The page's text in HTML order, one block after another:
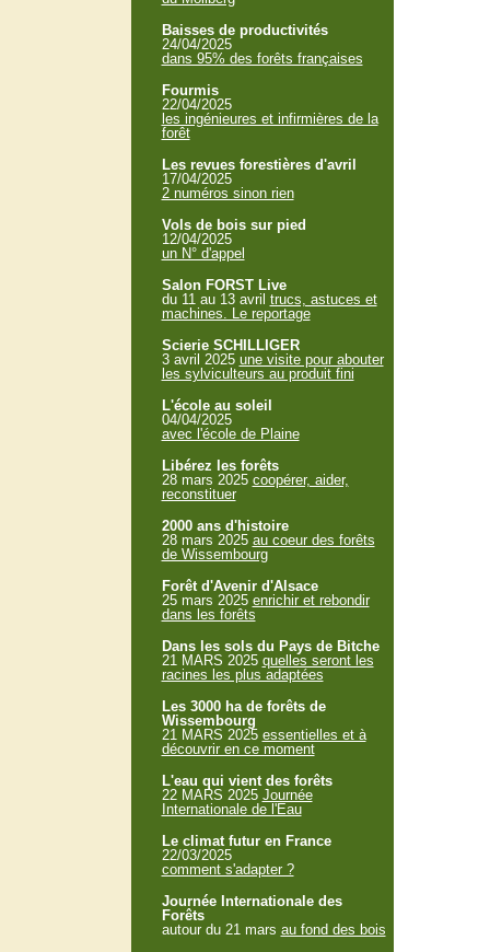
Baisses de productivités
24/04/2025
dans 95% des forêts françaises
Fourmis
22/04/2025
les ingénieures et infirmières de la
forêt
Les revues forestières d'avril
17/04/2025
2 numéros sinon rien
Vols de bois sur pied
12/04/2025
un N° d'appel
Salon FORST Live
du 11 au 13 avril trucs, astuces et
machines. Le reportage
Scierie SCHILLIGER
3 avril 2025 une visite pour abouter
les sylviculteurs au produit fini
L'école au soleil
04/04/2025
avec l'école de Plaine
Libérez les forêts
28 mars 2025 coopérer, aider,
reconstituer
2000 ans d'histoire
28 mars 2025 au coeur des forêts
de Wissembourg
Forêt d'Avenir d'Alsace
25 mars 2025 enrichir et rebondir
dans les forêts
Dans les sols du Pays de Bitche
21 MARS 2025 quelles seront les
racines les plus adaptées
Les 3000 ha de forêts de
Wissembourg
21 MARS 2025 essentielles et à
découvrir en ce moment
L'eau qui vient des forêts
22 MARS 2025 Journée
Internationale de l'Eau
Le climat futur en France
22/03/2025
comment s'adapter ?
Journée Internationale des
Forêts
autour du 21 mars au fond des bois